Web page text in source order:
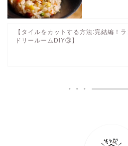
【タイルをカットする方法:完結編！ラ
ドリールームDIY③】